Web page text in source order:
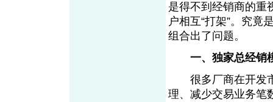
是得不到经销商的重
户相互“打架”。究竟
组合出了问题。
一、独家总经销
很多厂商在开发市
理、减少交易业务笔